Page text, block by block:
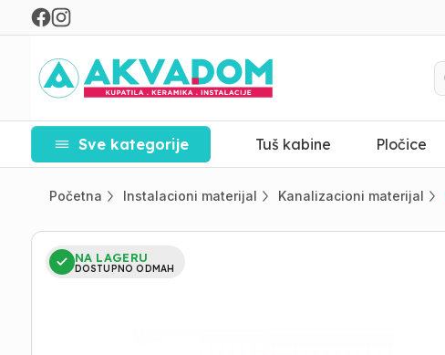
Sve kategorije Tuš kabine Pločice
Početna Instalacioni materijal Kanalizacioni materijal
NA LAGERU
DOSTUPNO ODMAH